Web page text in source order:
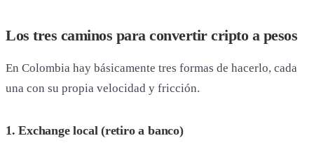
Los tres caminos para convertir cripto a pesos
En Colombia hay básicamente tres formas de hacerlo, cada
una con su propia velocidad y fricción.
1. Exchange local (retiro a banco)